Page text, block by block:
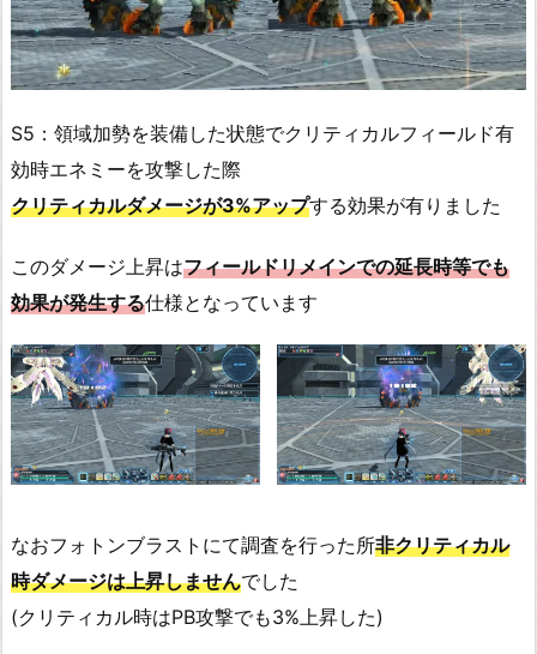
S5：領域加勢を装備した状態でクリティカルフィールド有
効時エネミーを攻撃した際
クリティカルダメージが3%アップする効果が有りました
このダメージ上昇はフィールドリメインでの延長時等でも
効果が発生する仕様となっています
なおフォトンブラストにて調査を行った所非クリティカル
時ダメージは上昇しませんでした
(クリティカル時はPB攻撃でも3%上昇した)